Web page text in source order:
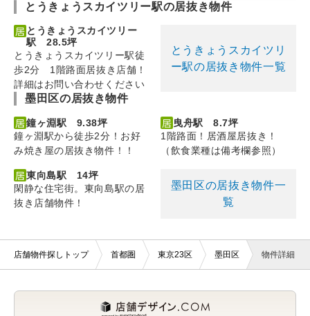
とうきょうスカイツリー駅の居抜き物件
とうきょうスカイツリー
駅 28.5坪
とうきょうスカイツリー駅徒
歩2分 1階路面居抜き店舗！
詳細はお問い合わせください
とうきょうスカイツリ
ー駅の居抜き物件一覧
墨田区の居抜き物件
鐘ヶ淵駅 9.38坪
鐘ヶ淵駅から徒歩2分！お好
み焼き屋の居抜き物件！！
曳舟駅 8.7坪
1階路面！居酒屋居抜き！
（飲食業種は備考欄参照）
東向島駅 14坪
閑静な住宅街。東向島駅の居
抜き店舗物件！
墨田区の居抜き物件一
覧
店舗物件探しトップ 首都圏 東京23区 墨田区 物件詳細